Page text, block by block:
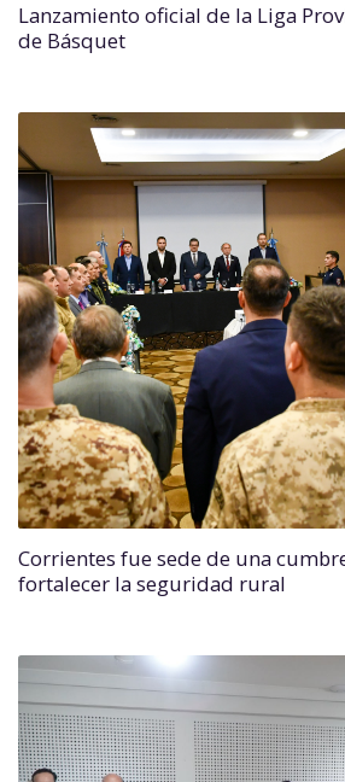
Lanzamiento oficial de la Liga
de Básquet
Corrientes fue sede de una
fortalecer la seguridad rural